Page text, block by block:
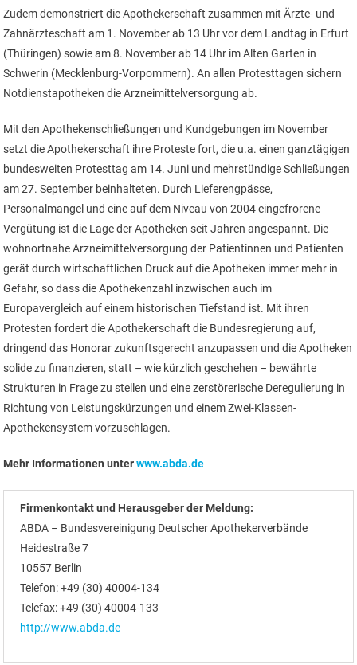
Zudem demonstriert die Apothekerschaft zusammen mit Ärzte- und
Zahnärzteschaft am 1. November ab 13 Uhr vor dem Landtag in Erfurt
(Thüringen) sowie am 8. November ab 14 Uhr im Alten Garten in
Schwerin (Mecklenburg-Vorpommern). An allen Protesttagen sichern
Notdienstapotheken die Arzneimittelversorgung ab.
Mit den Apothekenschließungen und Kundgebungen im November
setzt die Apothekerschaft ihre Proteste fort, die u.a. einen ganztägigen
bundesweiten Protesttag am 14. Juni und mehrstündige Schließungen
am 27. September beinhalteten. Durch Lieferengpässe,
Personalmangel und eine auf dem Niveau von 2004 eingefrorene
Vergütung ist die Lage der Apotheken seit Jahren angespannt. Die
wohnortnahe Arzneimittelversorgung der Patientinnen und Patienten
gerät durch wirtschaftlichen Druck auf die Apotheken immer mehr in
Gefahr, so dass die Apothekenzahl inzwischen auch im
Europavergleich auf einem historischen Tiefstand ist. Mit ihren
Protesten fordert die Apothekerschaft die Bundesregierung auf,
dringend das Honorar zukunftsgerecht anzupassen und die Apotheken
solide zu finanzieren, statt – wie kürzlich geschehen – bewährte
Strukturen in Frage zu stellen und eine zerstörerische Deregulierung in
Richtung von Leistungskürzungen und einem Zwei-Klassen-
Apothekensystem vorzuschlagen.
Mehr Informationen unterwww.abda.de
Firmenkontakt und Herausgeber der Meldung:
ABDA – Bundesvereinigung Deutscher Apothekerverbände
Heidestraße 7
10557 Berlin
Telefon: +49 (30) 40004-134
Telefax: +49 (30) 40004-133
http://www.abda.de